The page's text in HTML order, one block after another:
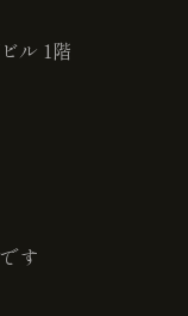
ル 1階
す